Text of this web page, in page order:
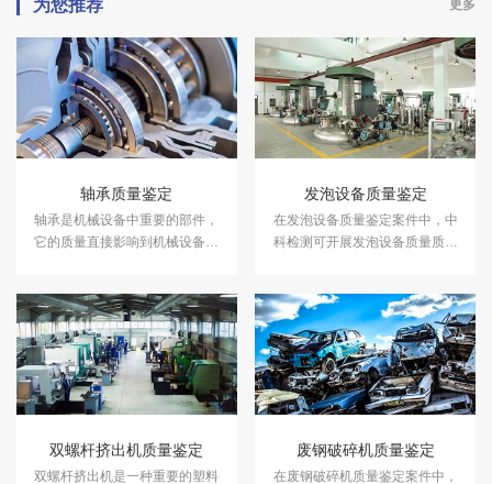
为您推荐 更多
轴承质量鉴定
轴承是机械设备中重要的部件，
它的质量直接影响到机械设备的
质量鉴定服务。
发泡设备质量鉴定
在发泡设备质量鉴定案件中，中
科检测可开展发泡设备质量质量
双螺杆挤出机质量鉴定
双螺杆挤出机是一种重要的塑料
废钢破碎机质量鉴定
在废钢破碎机质量鉴定案件中，